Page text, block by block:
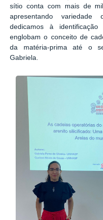
sítio conta com mais de
apresentando
dedicamos à
englobam o conceito de
da matéria-prima até o
Gabriela.